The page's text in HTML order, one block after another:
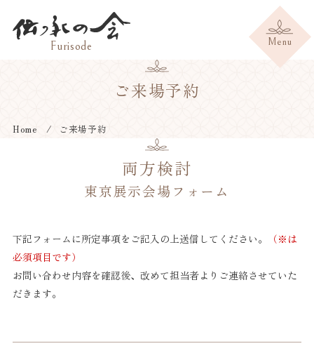
ご来場予約
Home ご来場予約
両方検討
東京展示会場フォーム
下記フォームに所定事項をご記入の上送信してください。
（※は
必須項目です）
お問い合わせ内容を確認後、改めて担当者よりご連絡させていた
だきます。